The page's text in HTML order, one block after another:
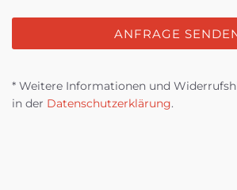
ANFRAGE
* Weitere Informationen und
in der Datenschutzerklärung.